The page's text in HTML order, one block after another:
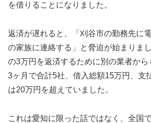
を借りることになりました。
返済が遅れると、「刈谷市の勤務先に
の家族に連絡する」と脅迫が始まりま
の3万円を返済するために別の業者から
3ヶ月で合計5社、借入総額15万円、支
は20万円を超えていました。
これは愛知に限った話ではなく、全国